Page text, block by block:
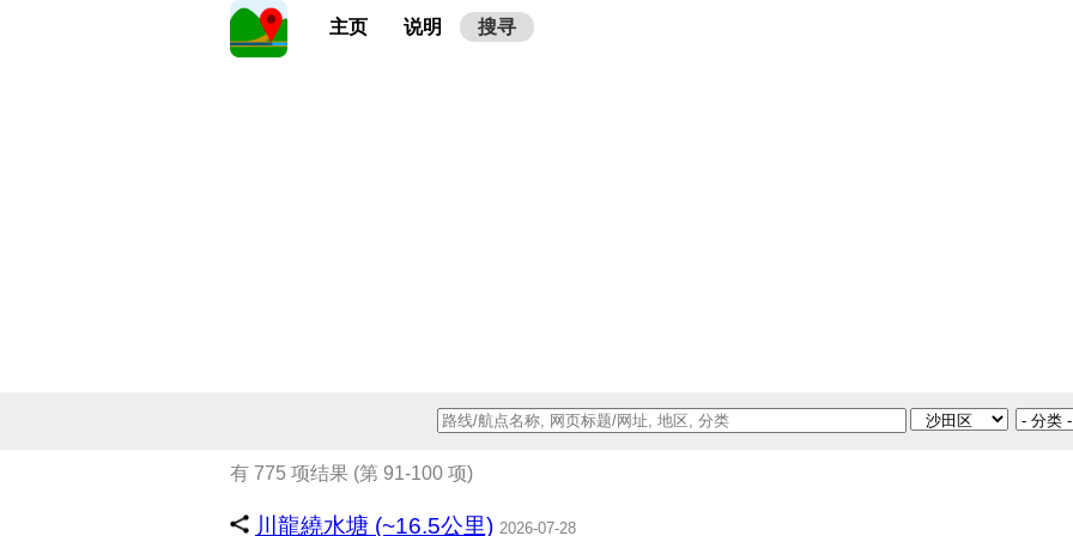
主页 说明 搜寻
有 775 项结果 (第 91-100 项)
川龍繞水塘 (~16.5公里) 2026-07-28